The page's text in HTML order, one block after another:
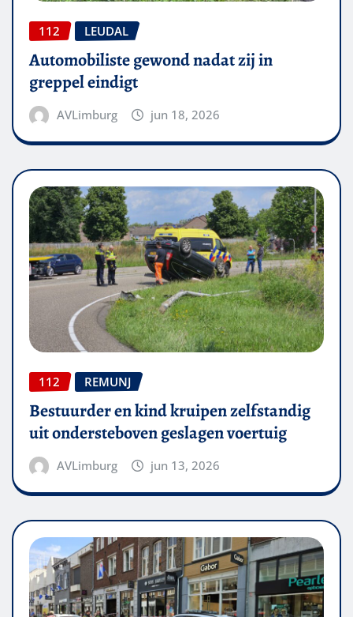
112 LEUDAL
Automobiliste gewond nadat zij in
greppel eindigt
AVLimburg jun 18, 2026
112 REMUNJ
Bestuurder en kind kruipen zelfstandig
uit ondersteboven geslagen voertuig
AVLimburg jun 13, 2026